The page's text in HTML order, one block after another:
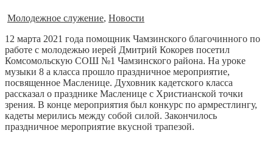
Молодежное служение, Новости
12 марта 2021 года помощник Чамзинского благочинного по
работе с молодежью иерей Дмитрий Кокорев посетил
Комсомольскую СОШ №1 Чамзинского района. На уроке
музыки 8 а класса прошло праздничное мероприятие,
посвященное Масленице. Духовник кадетского класса
рассказал о празднике Масленице с Христианской точки
зрения. В конце мероприятия был конкурс по армрестлингу,
кадеты мерились между собой силой. Закончилось
праздничное мероприятие вкусной трапезой.